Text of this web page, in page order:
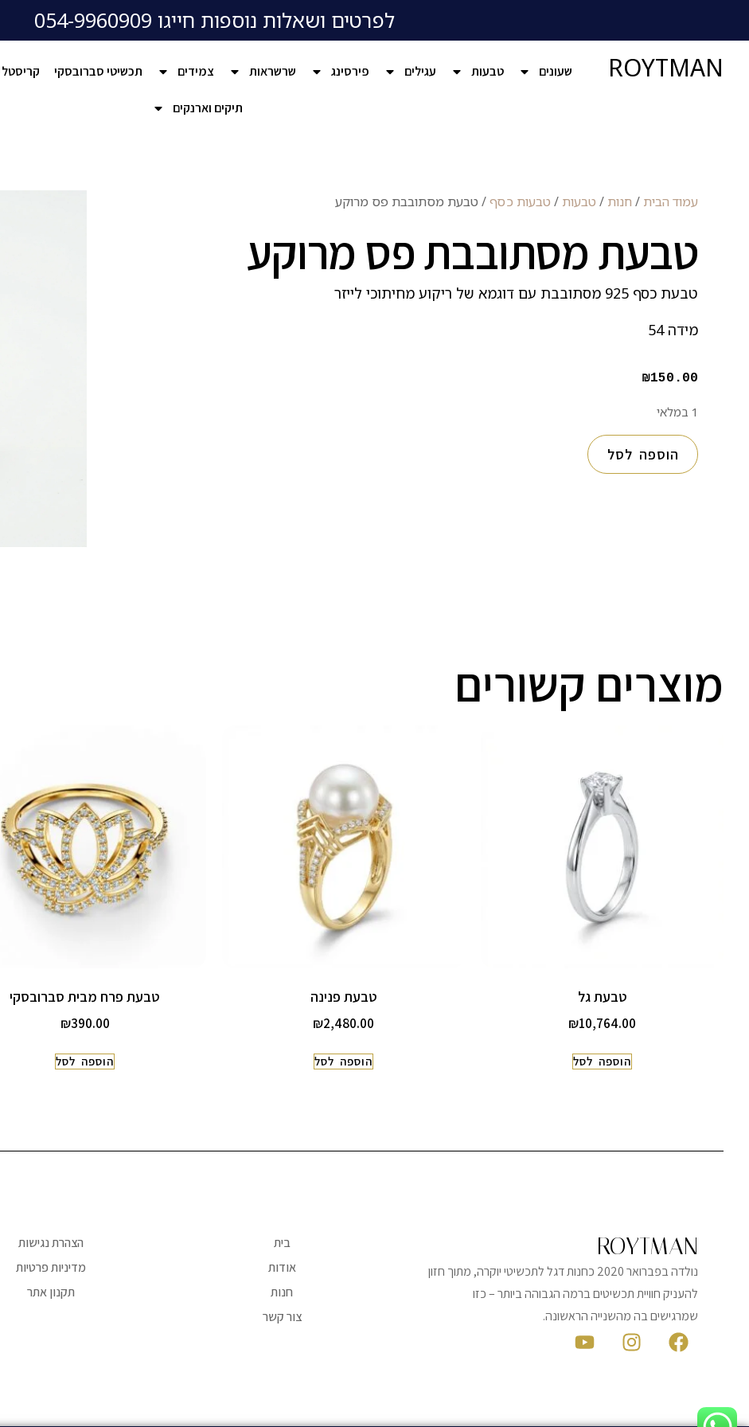
לפרטים ושאלות נוספות חייגו 054-9960909
ROYTMAN שעונים טבעות עגילים פירסינג שרשראות צמידים תכשיטי סברובסקי
תיקים וארנקים
עמוד הבית / חנות / טבעות / טבעות כסף/ טבעת מסתובבת פס מרוקע
טבעת מסתובבת פס מרוקע
טבעת כסף 925 מסתובבת עם דוגמא של ריקוע מחיתוכי לייזר
מידה 54
₪150.00
1 במלאי
הוספה לסל
מוצרים קשורים
טבעת גל
₪10,764.00
הוספה לסל
טבעת פנינה
₪2,480.00
הוספה לסל
טבעת פרח מבית סברובסקי
₪390.00
הוספה לסל
ROYTMAN
נולדה בפברואר 2020 כחנות דגל לתכשיטי יוקרה, מתוך חזון
להעניק חוויית תכשיטים ברמה הגבוהה ביותר – כזו
שמרגישים בה מהשנייה הראשונה.
בית
אודות
חנות
צור קשר
הצהרת נגישות
מדיניות פרטיות
תקנון אתר